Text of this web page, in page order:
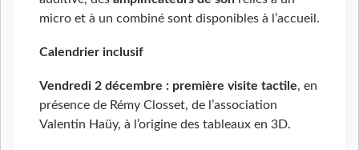
micro et à un combiné sont disponibles à l’accueil.
Calendrier inclusif
Vendredi 2 décembre : première visite tactile, en
présence de Rémy Closset, de l’association
Valentin Haüy, à l’origine des tableaux en 3D.